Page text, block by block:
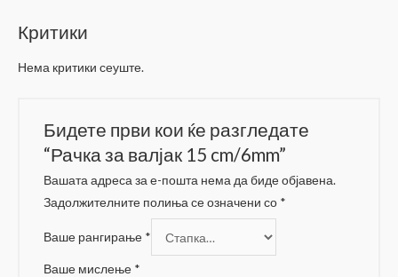
Критики
Нема критики сеуште.
Бидете први кои ќе разгледате
“Рачка за валјак 15 cm/6mm”
Вашата адреса за е-пошта нема да биде објавена.
Задолжителните полиња се означени со *
Ваше рангирање *
Ваше мислење *